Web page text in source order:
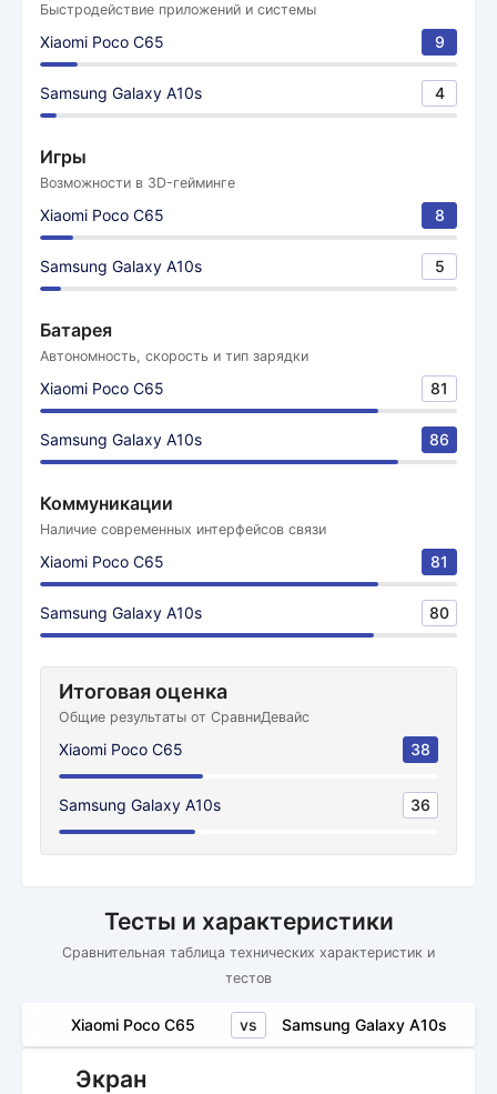
Быстродействие приложений и системы
Xiaomi Poco C65 9
Samsung Galaxy A10s 4
Игры
Возможности в 3D-гейминге
Xiaomi Poco C65 8
Samsung Galaxy A10s 5
Батарея
Автономность, скорость и тип зарядки
Xiaomi Poco C65 81
Samsung Galaxy A10s 86
Коммуникации
Наличие современных интерфейсов связи
Xiaomi Poco C65 81
Samsung Galaxy A10s 80
Итоговая оценка
Общие результаты от СравниДевайс
Xiaomi Poco C65 38
Samsung Galaxy A10s 36
Тесты и характеристики
Сравнительная таблица технических характеристик и
тестов
Xiaomi Poco C65 vs Samsung Galaxy A10s
Экран